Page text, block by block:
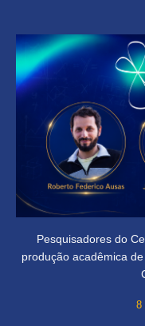
Pesquisadores do
produção acadêmica
8